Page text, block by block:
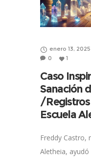
enero 13, 2025
0
1
Caso
Sanación
/Registros
Escuela
Freddy Castro,
Aletheia,